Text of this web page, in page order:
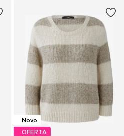
Novo
OFERTA